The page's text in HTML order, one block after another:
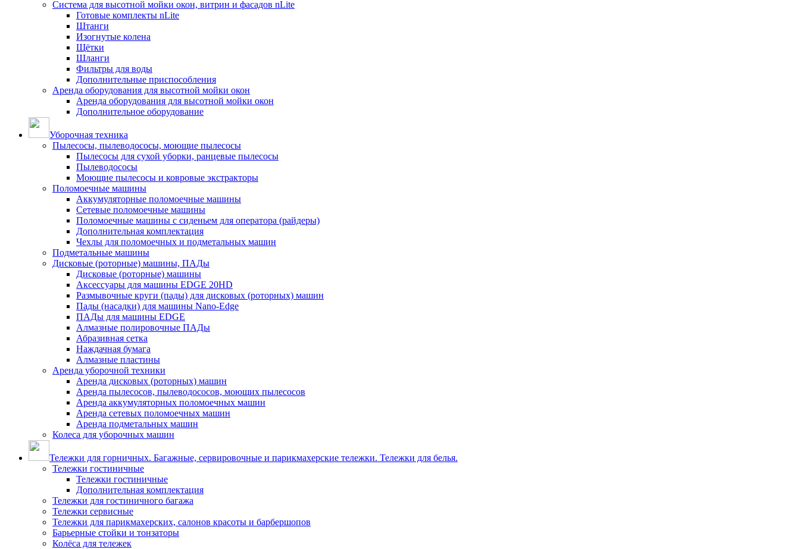
Система для высотной мойки окон, витрин и фасадов nLite
Готовые комплекты nLite
Штанги
Изогнутые колена
Щётки
Шланги
Фильтры для воды
Дополнительные приспособления
Аренда оборудования для высотной мойки окон
Аренда оборудования для высотной мойки окон
Дополнительное оборудование
Уборочная техника
Пылесосы, пылеводососы, моющие пылесосы
Пылесосы для сухой уборки, ранцевые пылесосы
Пылеводососы
Моющие пылесосы и ковровые экстракторы
Поломоечные машины
Аккумуляторные поломоечные машины
Сетевые поломоечные машины
Поломоечные машины с сиденьем для оператора (райдеры)
Дополнительная комплектация
Чехлы для поломоечных и подметальных машин
Подметальные машины
Дисковые (роторные) машины, ПАДы
Дисковые (роторные) машины
Аксессуары для машины EDGE 20HD
Размывочные круги (пады) для дисковых (роторных) машин
Пады (насадки) для машины Nano-Edge
ПАДы для машины EDGE
Алмазные полировочные ПАДы
Абразивная сетка
Наждачная бумага
Алмазные пластины
Аренда уборочной техники
Аренда дисковых (роторных) машин
Аренда пылесосов, пылеводососов, моющих пылесосов
Аренда аккумуляторных поломоечных машин
Аренда сетевых поломоечных машин
Аренда подметальных машин
Колеса для уборочных машин
Тележки для горничных. Багажные, сервировочные и парикмахерские тележки. Тележки для белья.
Тележки гостиничные
Тележки гостиничные
Дополнительная комплектация
Тележки для гостиничного багажа
Тележки сервисные
Тележки для парикмахерских, салонов красоты и барбершопов
Барьерные стойки и тонзаторы
Колёса для тележек